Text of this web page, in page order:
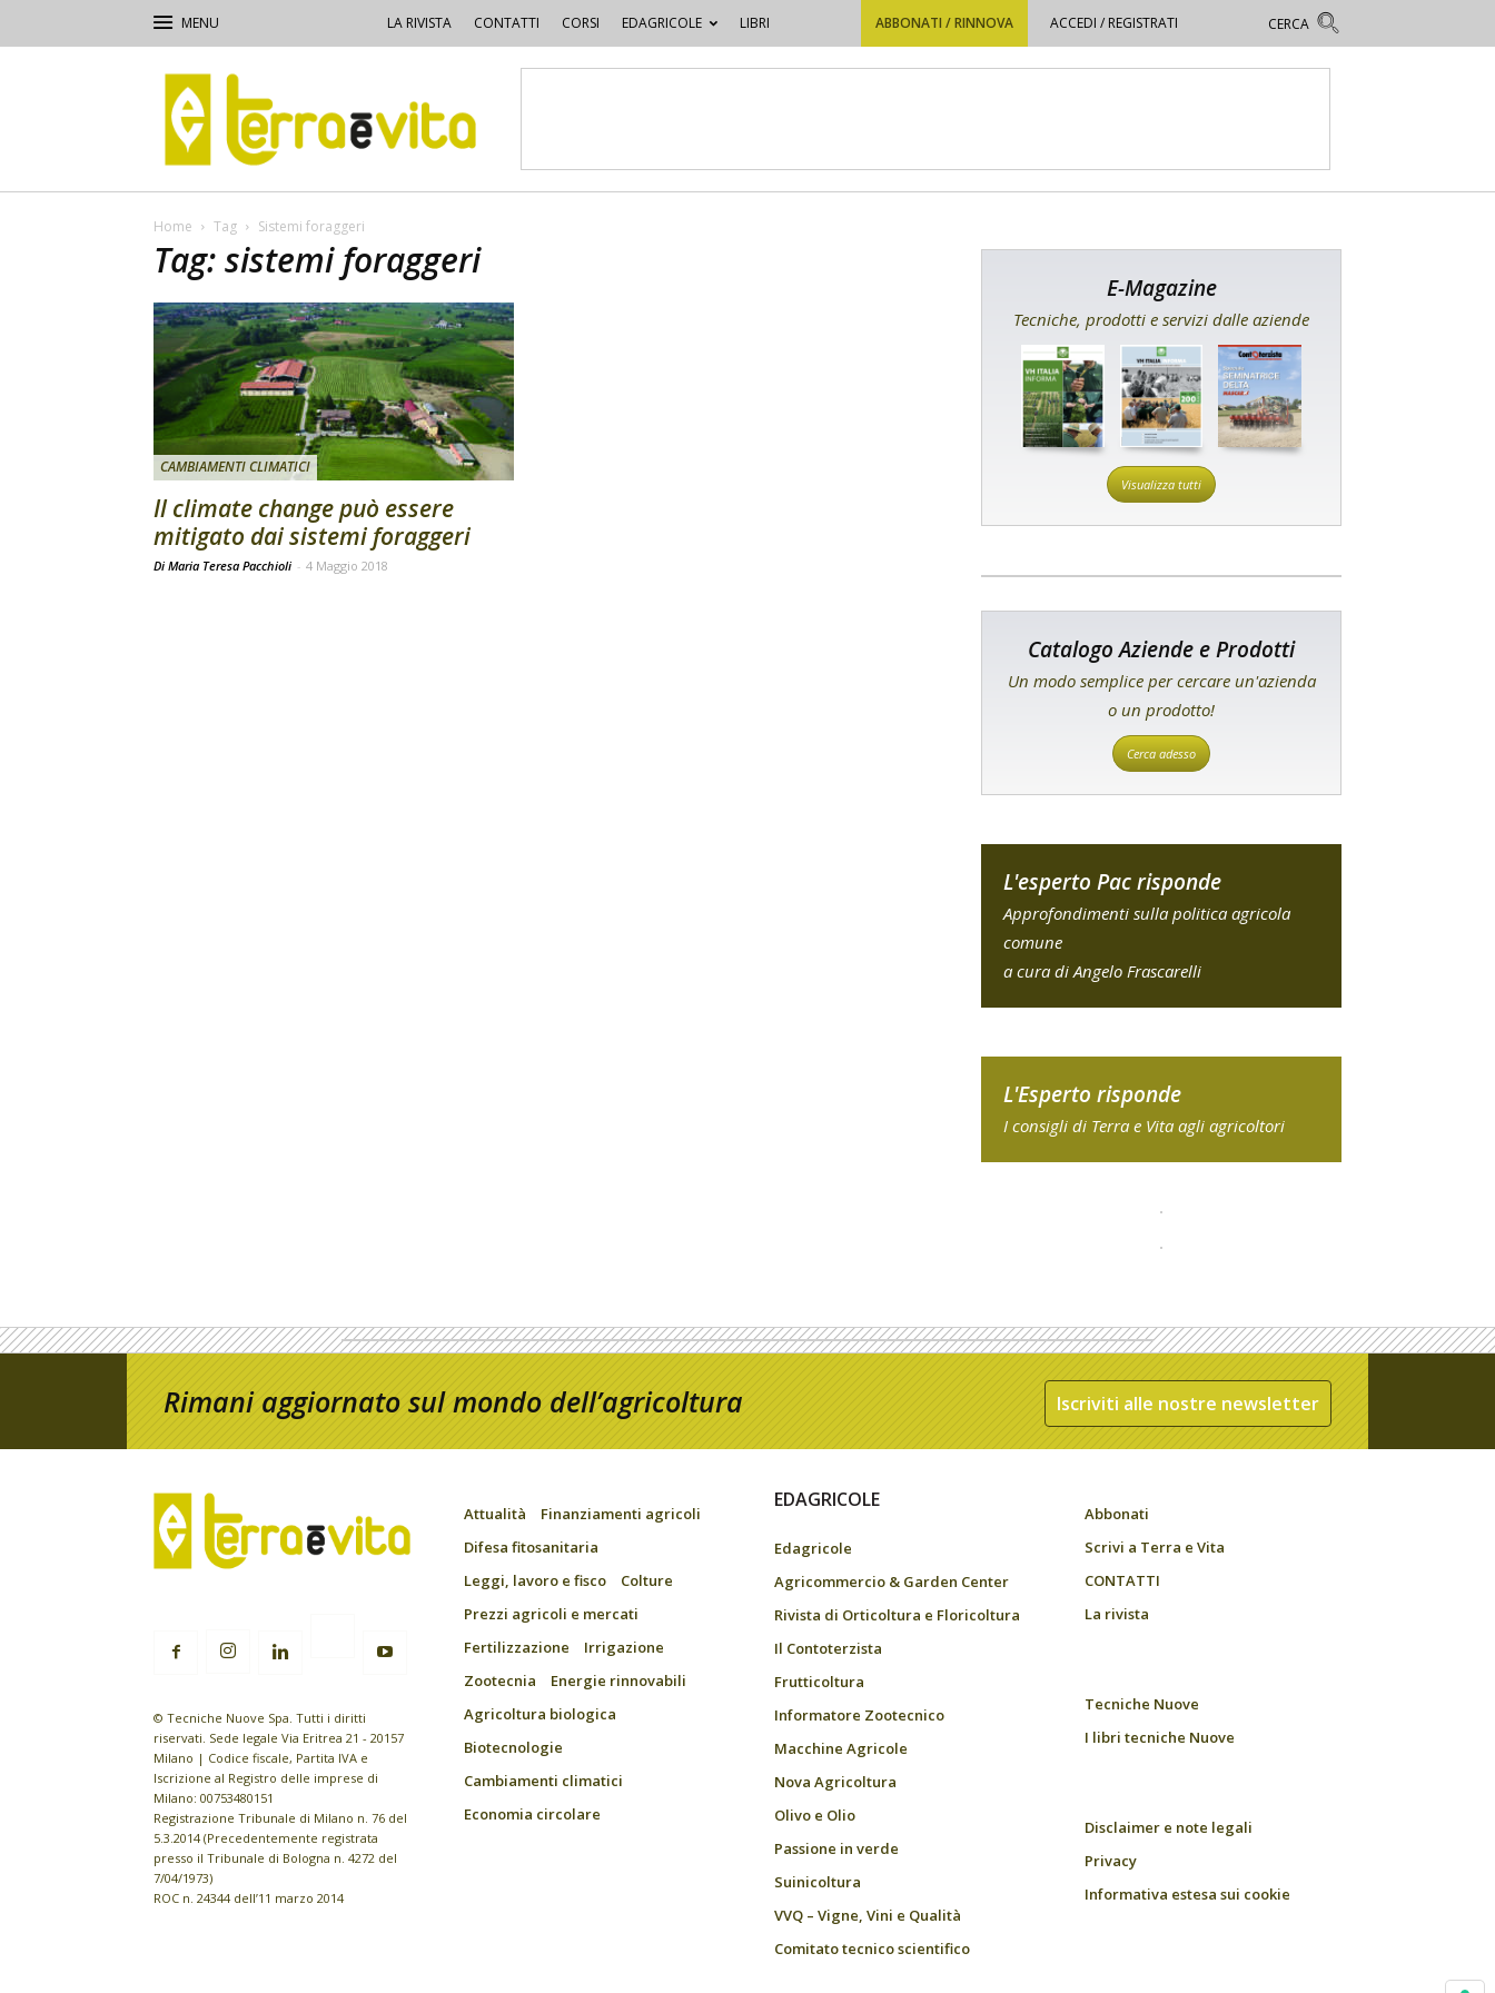
LA RIVISTA CONTATTI CORSI EDAGRICOLE LIBRI ABBONATI / RINNOVA ACCEDI / REGISTRATI
Terra
e
Vita
Home Tag Sistemi foraggeri
Tag: sistemi foraggeri
CAMBIAMENTI CLIMATICI
Il climate change può essere
mitigato dai sistemi foraggeri
Di Maria Teresa Pacchioli - 4 Maggio 2018
E-Magazine
Tecniche, prodotti e servizi dalle aziende
Visualizza tutti
Catalogo Aziende e Prodotti
Un modo semplice per cercare un'azienda
o un prodotto!
Cerca adesso
L'esperto Pac risponde
Approfondimenti sulla politica agricola
comune
a cura di Angelo Frascarelli
L'Esperto risponde
I consigli di Terra e Vita agli agricoltori
Rimani aggiornato sul mondo dell’agricoltura Iscriviti alle nostre newsletter
© Tecniche Nuove Spa. Tutti i diritti
riservati. Sede legale Via Eritrea 21 - 20157
Milano | Codice fiscale, Partita IVA e
Iscrizione al Registro delle imprese di
Milano: 00753480151
Registrazione Tribunale di Milano n. 76 del
5.3.2014 (Precedentemente registrata
presso il Tribunale di Bologna n. 4272 del
7/04/1973)
ROC n. 24344 dell’11 marzo 2014
Attualità
Finanziamenti agricoli
Difesa fitosanitaria
Leggi, lavoro e fisco
Colture
Prezzi agricoli e mercati
Fertilizzazione
Irrigazione
Zootecnia
Energie rinnovabili
Agricoltura biologica
Biotecnologie
Cambiamenti climatici
Economia circolare
EDAGRICOLE
Edagricole
Agricommercio & Garden Center
Rivista di Orticoltura e Floricoltura
Il Contoterzista
Frutticoltura
Informatore Zootecnico
Macchine Agricole
Nova Agricoltura
Olivo e Olio
Passione in verde
Suinicoltura
VVQ – Vigne, Vini e Qualità
Comitato tecnico scientifico
Abbonati
Scrivi a Terra e Vita
CONTATTI
La rivista
Tecniche Nuove
I libri tecniche Nuove
Disclaimer e note legali
Privacy
Informativa estesa sui cookie